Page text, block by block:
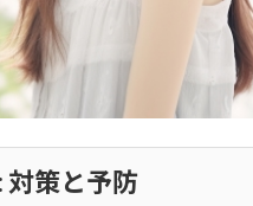
対策と予防